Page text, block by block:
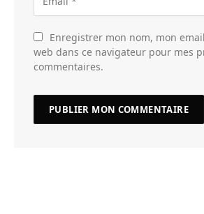
Enregistrer mon nom, mon
web dans ce navigateur pour mes
commentaires.